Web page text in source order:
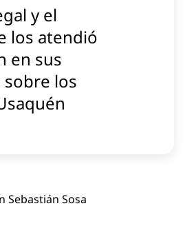
y el
los atendió
en sus
los
Sebastián Sosa